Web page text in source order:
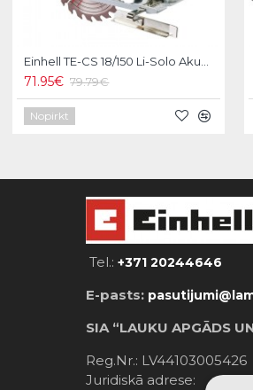
71.95€ 79.79€
Nopirkt
Tel.:+371 20244646
E-pasts:
SIA “LAUKU APGĀDS
Reg.Nr.: LV44103005426
Juridiskā adrese: